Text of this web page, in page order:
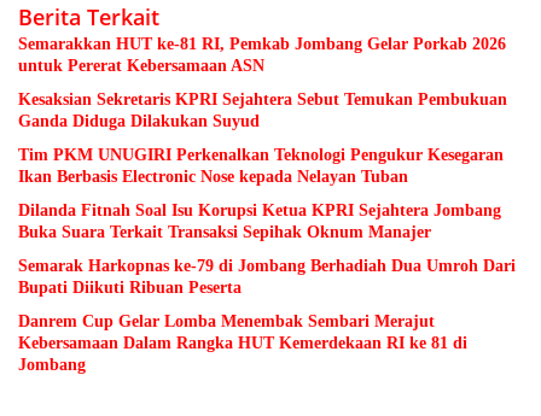
Berita Terkait
Semarakkan HUT ke-81 RI, Pemkab Jombang Gelar Porkab 2026
untuk Pererat Kebersamaan ASN
Kesaksian Sekretaris KPRI Sejahtera Sebut Temukan Pembukuan
Ganda Diduga Dilakukan Suyud
Tim PKM UNUGIRI Perkenalkan Teknologi Pengukur Kesegaran
Ikan Berbasis Electronic Nose kepada Nelayan Tuban
Dilanda Fitnah Soal Isu Korupsi Ketua KPRI Sejahtera Jombang
Buka Suara Terkait Transaksi Sepihak Oknum Manajer
Semarak Harkopnas ke-79 di Jombang Berhadiah Dua Umroh Dari
Bupati Diikuti Ribuan Peserta
Danrem Cup Gelar Lomba Menembak Sembari Merajut
Kebersamaan Dalam Rangka HUT Kemerdekaan RI ke 81 di
Jombang